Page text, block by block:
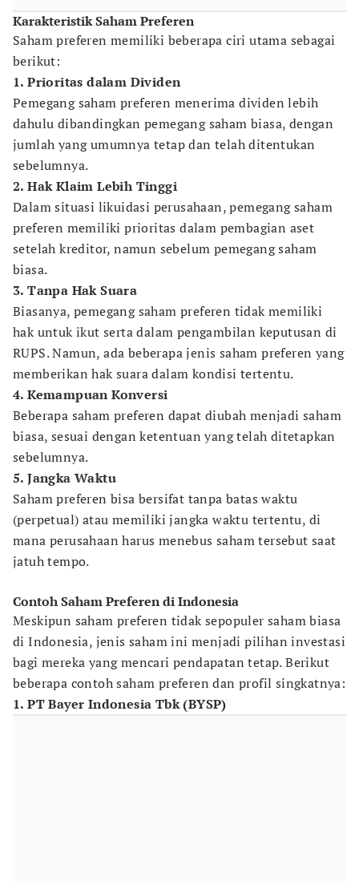
Karakteristik Saham Preferen
Saham preferen memiliki beberapa ciri utama sebagai
berikut:
1. Prioritas dalam Dividen
Pemegang saham preferen menerima dividen lebih
dahulu dibandingkan pemegang saham biasa, dengan
jumlah yang umumnya tetap dan telah ditentukan
sebelumnya.
2. Hak Klaim Lebih Tinggi
Dalam situasi likuidasi perusahaan, pemegang saham
preferen memiliki prioritas dalam pembagian aset
setelah kreditor, namun sebelum pemegang saham
biasa.
3. Tanpa Hak Suara
Biasanya, pemegang saham preferen tidak memiliki
hak untuk ikut serta dalam pengambilan keputusan di
RUPS. Namun, ada beberapa jenis saham preferen yang
memberikan hak suara dalam kondisi tertentu.
4. Kemampuan Konversi
Beberapa saham preferen dapat diubah menjadi saham
biasa, sesuai dengan ketentuan yang telah ditetapkan
sebelumnya.
5. Jangka Waktu
Saham preferen bisa bersifat tanpa batas waktu
(perpetual) atau memiliki jangka waktu tertentu, di
mana perusahaan harus menebus saham tersebut saat
jatuh tempo.
Contoh Saham Preferen di Indonesia
Meskipun saham preferen tidak sepopuler saham biasa
di Indonesia, jenis saham ini menjadi pilihan investasi
bagi mereka yang mencari pendapatan tetap. Berikut
beberapa contoh saham preferen dan profil singkatnya:
1. PT Bayer Indonesia Tbk (BYSP)